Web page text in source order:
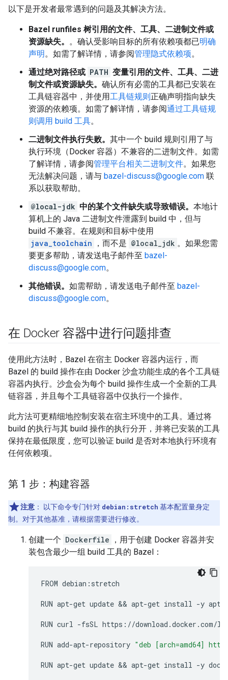
以下是开发者最常遇到的问题及其解决方法。
Bazel runfiles 树引用的文件、工具、二进制文件或
资源缺失。 。确认受影响目标的所有依赖项都已明确
声明。如需了解详情，请参阅管理隐式依赖项。
通过绝对路径或 PATH 变量引用的文件、工具、二进
制文件或资源缺失。 确认所有必需的工具都已安装在
工具链容器中，并使用工具链规则正确声明指向缺失
资源的依赖项。如需了解详情，请参阅通过工具链规
则调用 build 工具。
二进制文件执行失败。 其中一个 build 规则引用了与
执行环境（Docker 容器）不兼容的二进制文件。如需
了解详情，请参阅管理平台相关二进制文件。如果您
无法解决问题，请与 bazel-discuss@google.com 联
系以获取帮助。
@local-jdk 中的某个文件缺失或导致错误。 本地计
算机上的 Java 二进制文件泄露到 build 中，但与
build 不兼容。在规则和目标中使用
java_toolchain
，而不是 @local_jdk 。如果您需
要更多帮助，请发送电子邮件至 bazel-
discuss@google.com。
其他错误。 如需帮助，请发送电子邮件至 bazel-
discuss@google.com。
在 Docker 容器中进行问题排查
使用此方法时，Bazel 在宿主 Docker 容器内运行，而
Bazel 的 build 操作在由 Docker 沙盒功能生成的各个工具链
容器内执行。沙盒会为每个 build 操作生成一个全新的工具
链容器，并且每个工具链容器中仅执行一个操作。
此方法可更精细地控制安装在宿主环境中的工具。通过将
build 的执行与其 build 操作的执行分开，并将已安装的工具
保持在最低限度，您可以验证 build 是否对本地执行环境有
任何依赖项。
第 1 步：构建容器
注意 ： 以下命令专门针对 debian:stretch 基本配置量身定
制。对于其他基准，请根据需要进行修改。
创建一个 Dockerfile
，用于创建 Docker 容器并安
装包含最少一组 build 工具的 Bazel：
FROM debian : stretch
RUN apt-get update && apt-get install -y apt
RUN curl -fsSL https : //download .docker .com/
RUN add-apt-repository "deb [arch=amd64]
RUN apt-get update && apt-get install -y